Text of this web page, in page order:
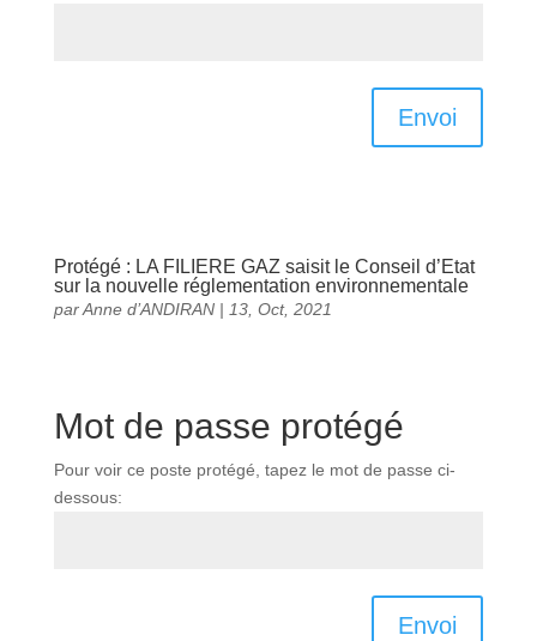
Envoi
Protégé : LA FILIERE GAZ saisit le Conseil d’Etat
sur la nouvelle réglementation environnementale
parAnne d’ANDIRAN| 13, Oct, 2021
Mot de passe protégé
Pour voir ce poste protégé, tapez le mot de passe ci-
dessous:
Envoi